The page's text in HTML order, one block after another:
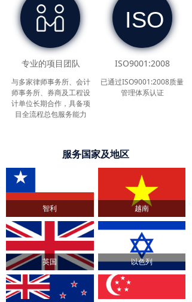
专业的项目团队
与多家律师事务所、会计
师事务所、券商及工程设
计单位长期合作，具备项
目全流程总包服务能力
ISO9001:2008
已通过ISO9001:2008质量
管理体系认证
ISO
智利 越南
英国 以色列
服务国家及地区